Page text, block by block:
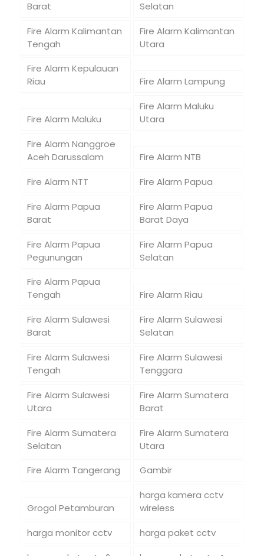
Barat
Selatan
Fire Alarm Kalimantan
Tengah
Fire Alarm Kalimantan
Utara
Fire Alarm Kepulauan
Riau
Fire Alarm Lampung
Fire Alarm Maluku
Fire Alarm Maluku
Utara
Fire Alarm Nanggroe
Aceh Darussalam
Fire Alarm NTB
Fire Alarm NTT
Fire Alarm Papua
Fire Alarm Papua
Barat
Fire Alarm Papua
Barat Daya
Fire Alarm Papua
Pegunungan
Fire Alarm Papua
Selatan
Fire Alarm Papua
Tengah
Fire Alarm Riau
Fire Alarm Sulawesi
Barat
Fire Alarm Sulawesi
Selatan
Fire Alarm Sulawesi
Tengah
Fire Alarm Sulawesi
Tenggara
Fire Alarm Sulawesi
Utara
Fire Alarm Sumatera
Barat
Fire Alarm Sumatera
Selatan
Fire Alarm Sumatera
Utara
Fire Alarm Tangerang
Gambir
Grogol Petamburan
harga kamera cctv
wireless
harga monitor cctv
harga paket cctv